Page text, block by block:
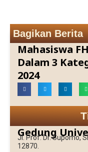
Bagikan Berita
Mahasiswa
Dalam 3
2024
Gedung
Jl. Prof. Dr. Supomo,
12870.